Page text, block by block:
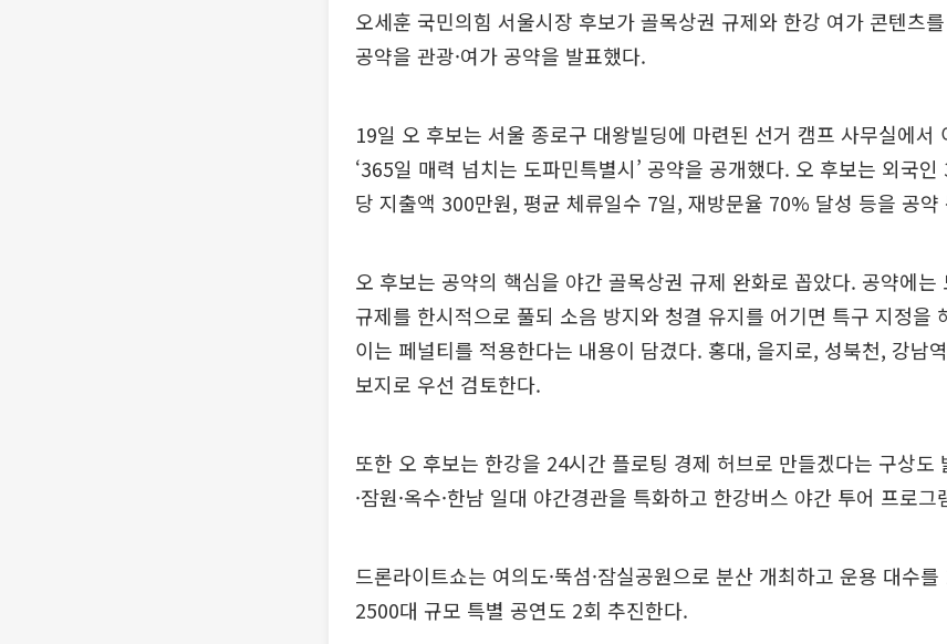
오세훈 국민의힘 서울시장 후보가 골목상권 규제와 한강 여가 콘텐츠
공약을 관광·여가 공약을 발표했다.
19일 오 후보는 서울 종로구 대왕빌딩에 마련된 선거 캠프 사무실에서
‘365일 매력 넘치는 도파민특별시’ 공약을 공개했다. 오 후보는 외국
당 지출액 300만원, 평균 체류일수 7일, 재방문율 70% 달성 등을 공약
오 후보는 공약의 핵심을 야간 골목상권 규제 완화로 꼽았다. 공약에는
규제를 한시적으로 풀되 소음 방지와 청결 유지를 어기면 특구 지정을
이는 페널티를 적용한다는 내용이 담겼다. 홍대, 을지로, 성북천, 강남
보지로 우선 검토한다.
또한 오 후보는 한강을 24시간 플로팅 경제 허브로 만들겠다는 구상도
·잠원·옥수·한남 일대 야간경관을 특화하고 한강버스 야간 투어 프로그
드론라이트쇼는 여의도·뚝섬·잠실공원으로 분산 개최하고 운용 대수
2500대 규모 특별 공연도 2회 추진한다.